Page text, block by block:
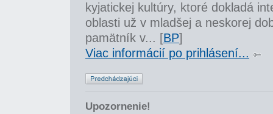
kyjatickej kultúry, ktoré dokladá
oblasti už v mladšej a neskorej
pamätník v... [BP]
Viac informácií po prihlásení...
Upozornenie!